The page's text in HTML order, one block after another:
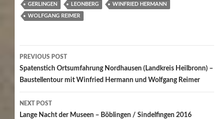
GERLINGEN LEONBERG WINFRIED HERMANN
WOLFGANG REIMER
Post
navigation
PREVIOUS POST
Spatenstich Ortsumfahrung Nordhausen (Landkreis Heilbronn) –
Baustellentour mit Winfried Hermann und Wolfgang Reimer
NEXT POST
Lange Nacht der Museen – Böblingen / Sindelfingen 2016